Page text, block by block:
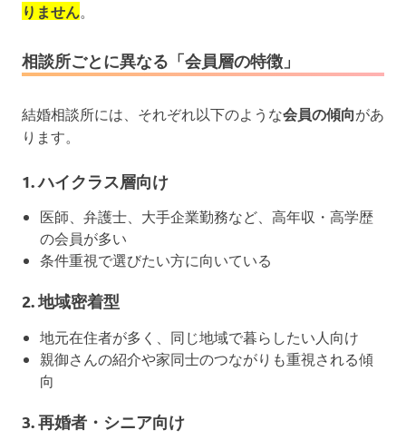
りません
相談所ごとに異なる「会員層の特徴」
結婚相談所には、それぞれ以下のような会員の傾向があ
ります。
1.ハイクラス層向け
医師、弁護士、大手企業勤務など、高年収・高学歴
の会員が多い
条件重視で選びたい方に向いている
2.地域密着型
地元在住者が多く、同じ地域で暮らしたい人向け
親御さんの紹介や家同士のつながりも重視される傾
向
3.再婚者・シニア向け